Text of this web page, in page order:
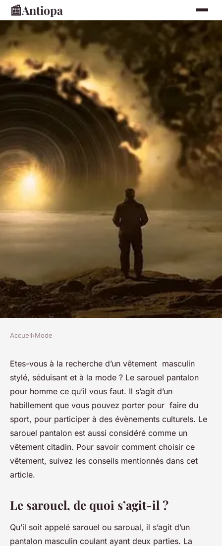
📰Antiopa
Comment choisir un sarouel
pour homme ?
josèphe•19 décembre 2022•3 min de lecture
Accueil›Mode
Etes-vous à la recherche d’un vêtement masculin
stylé, séduisant et à la mode ? Le sarouel pantalon
pour homme ce qu’il vous faut. Il s’agit d’un
habillement que vous pouvez porter pour faire du
sport, pour participer à des évènements culturels. Le
sarouel pantalon est aussi considéré comme un
vêtement citadin. Pour savoir comment choisir ce
vêtement, suivez les conseils mentionnés dans cet
article.
Le sarouel, de quoi s’agit-il ?
Qu’il soit appelé sarouel ou saroual, il s’agit d’un
pantalon masculin coulant ayant deux parties. La